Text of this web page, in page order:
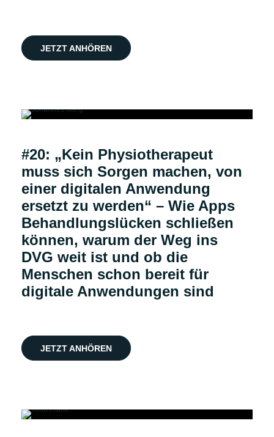
JETZT ANHÖREN
#20: „Kein Physiotherapeut
muss sich Sorgen machen, von
einer digitalen Anwendung
ersetzt zu werden“ – Wie Apps
Behandlungslücken schließen
können, warum der Weg ins
DVG weit ist und ob die
Menschen schon bereit für
digitale Anwendungen sind
JETZT ANHÖREN